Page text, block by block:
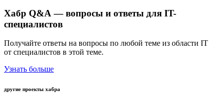
Хабр Q&A — вопросы и ответы для IT-
специалистов
Получайте ответы на вопросы по любой теме из области IT
от специалистов в этой теме.
Узнать больше
другие проекты хабра